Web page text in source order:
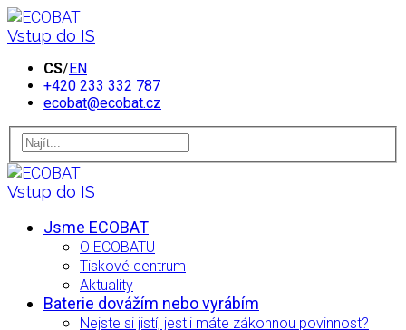
Vstup do IS
CS/EN
+420 233 332 787
ecobat@ecobat.cz
Vstup do IS
Jsme ECOBAT
O ECOBATU
Tiskové centrum
Aktuality
Baterie dovážím nebo vyrábím
Nejste si jistí, jestli máte zákonnou povinnost?